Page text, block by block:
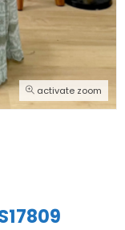
activate zoom